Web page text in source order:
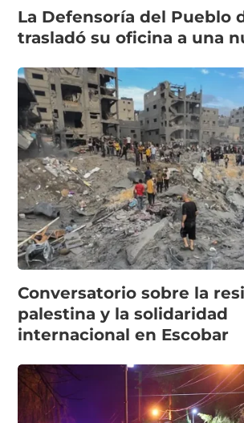
La Defensoría del Pueblo
trasladó su oficina a una
Conversatorio sobre la
palestina y la solidaridad
internacional en Escobar